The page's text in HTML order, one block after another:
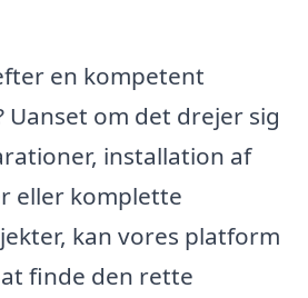
en kompetent
Uanset om det drejer sig
installation af
eller komplette
kan vores platform
finde den rette